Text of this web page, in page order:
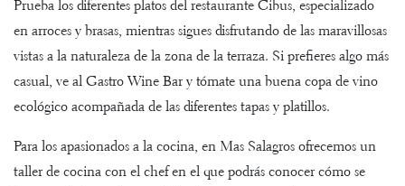
Prueba los diferentes platos del restaurante Cibus, especializado
en arroces y brasas, mientras sigues disfrutando de las maravillosas
vistas a la naturaleza de la zona de la terraza. Si prefieres algo más
casual, ve al Gastro Wine Bar y tómate una buena copa de vino
ecológico acompañada de las diferentes tapas y platillos.
Para los apasionados a la cocina, en Mas Salagros ofrecemos un
taller de cocina con el chefen el que podrás conocer cómo se